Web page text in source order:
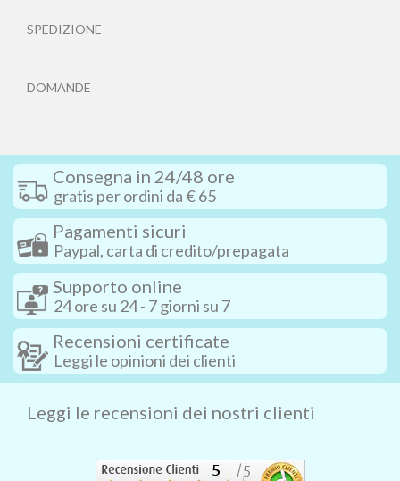
SPEDIZIONE
DOMANDE
Consegna in 24/48 ore
gratis per ordini da € 65
Pagamenti sicuri
Paypal, carta di credito/prepagata
Supporto online
24 ore su 24 - 7 giorni su 7
Recensioni certificate
Leggi le opinioni dei clienti
Leggi le recensioni dei nostri clienti